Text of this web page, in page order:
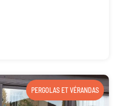
PERGOLAS ET VÉRANDAS